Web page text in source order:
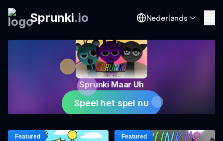
Sprunki.io Nederlands
Sprunki Maar Uh
Speel het spel nu